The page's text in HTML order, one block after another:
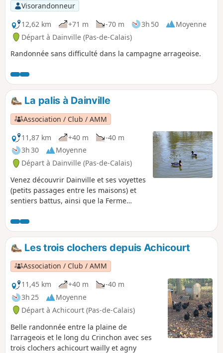
Visorandonneur
12,62 km
+71 m -70 m 3h 50
Moyenne
Départ à Dainville (Pas-de-Calais)
Randonnée sans difficulté dans la campagne arrageoise.
La palis à Dainville
Association / Club / AMM
11,87 km
+40 m
-40 m
3h 30
Moyenne
Départ à Dainville (Pas-de-Calais)
Venez découvrir Dainville et ses voyettes
(petits passages entre les maisons) et
sentiers battus, ainsi que la Ferme
Les trois clochers depuis Achicourt
Association / Club / AMM
11,45 km
+40 m
-40 m
3h 25
Moyenne
Départ à Achicourt (Pas-de-Calais)
Belle randonnée entre la plaine de
l'arrageois et le long du Crinchon avec ses
trois clochers achicourt wailly et agny